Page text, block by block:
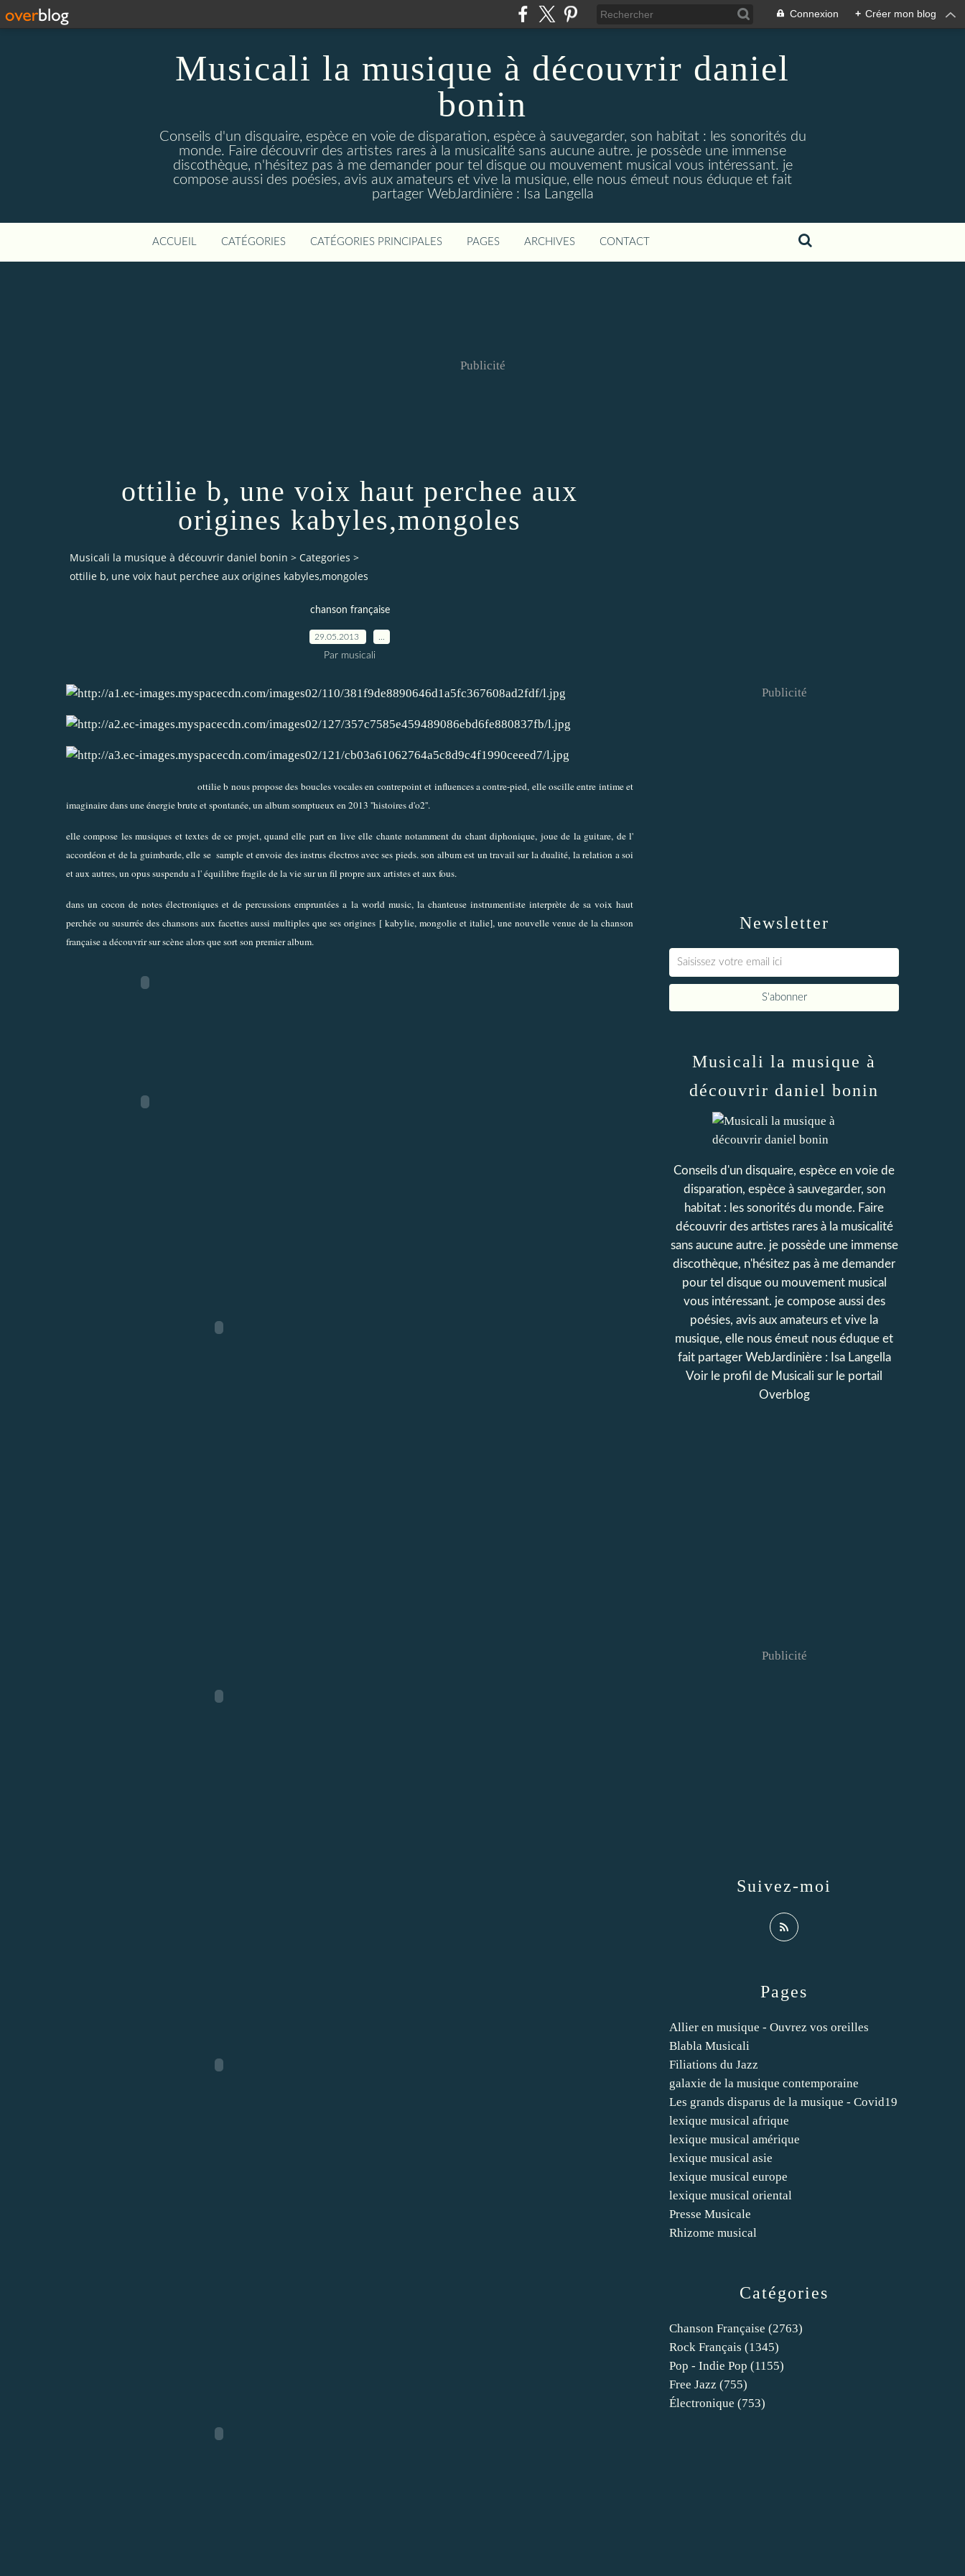
Connexion + Créer mon blog
Musicali la musique à découvrir daniel
bonin
Conseils d'un disquaire, espèce en voie de disparation, espèce à sauvegarder, son habitat : les sonorités du
monde. Faire découvrir des artistes rares à la musicalité sans aucune autre. je possède une immense
discothèque, n'hésitez pas à me demander pour tel disque ou mouvement musical vous intéressant. je
compose aussi des poésies, avis aux amateurs et vive la musique, elle nous émeut nous éduque et fait
partager WebJardinière : Isa Langella
ACCUEIL CATÉGORIES CATÉGORIES PRINCIPALES PAGES ARCHIVES CONTACT
Publicité
ottilie b, une voix haut perchee aux
origines kabyles,mongoles
Musicali la musique à découvrir daniel bonin > Categories >
ottilie b, une voix haut perchee aux origines kabyles,mongoles
chanson française
29.05.2013
Par musicali
ottilie b nous propose des boucles vocales en contrepoint et influences a contre-pied, elle oscille entre intime et
imaginaire dans une énergie brute et spontanée, un album somptueux en 2013 ''histoires d'o2''.
elle compose les musiques et textes de ce projet, quand elle part en live elle chante notamment du chant diphonique, joue de la guitare, de l'
accordéon et de la guimbarde, elle se sample et envoie des instrus électros avec ses pieds. son album est un travail sur la dualité, la relation a soi
et aux autres, un opus suspendu a l' équilibre fragile de la vie sur un fil propre aux artistes et aux fous.
dans un cocon de notes électroniques et de percussions empruntées a la world music, la chanteuse instrumentiste interprète de sa voix haut
perchée ou susurrée des chansons aux facettes aussi multiples que ses origines [ kabylie, mongolie et italie], une nouvelle venue de la chanson
française a découvrir sur scène alors que sort son premier album.
Newsletter
Publicité
Catégories
Chanson Française (2763)
Rock Français (1345)
Pop - Indie Pop (1155)
Free Jazz (755)
Électronique (753)
Pages
Allier en musique - Ouvrez vos oreilles
Blabla Musicali
Filiations du Jazz
galaxie de la musique contemporaine
Les grands disparus de la musique - Covid19
lexique musical afrique
lexique musical amérique
lexique musical asie
lexique musical europe
lexique musical oriental
Presse Musicale
Rhizome musical
Musicali la musique à
découvrir daniel bonin
Conseils d'un disquaire, espèce en voie de
disparation, espèce à sauvegarder, son
habitat : les sonorités du monde. Faire
découvrir des artistes rares à la musicalité
sans aucune autre. je possède une immense
discothèque, n'hésitez pas à me demander
pour tel disque ou mouvement musical
vous intéressant. je compose aussi des
poésies, avis aux amateurs et vive la
musique, elle nous émeut nous éduque et
fait partager WebJardinière : Isa Langella
Voir le profil de Musicali sur le portail
Overblog
Suivez-moi
Publicité